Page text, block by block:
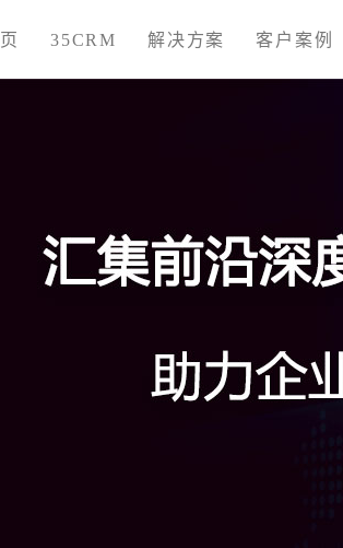
35CRM 解决方案 客户案例